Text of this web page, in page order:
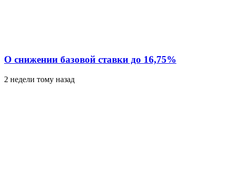
О снижении базовой ставки до 16,75%
2 недели тому назад